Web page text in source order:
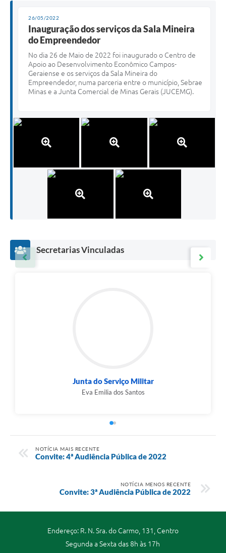
26/05/2022
Inauguração dos serviços da Sala Mineira
do Empreendedor
No dia 26 de Maio de 2022 foi inaugurado o Centro de
Apoio ao Desenvolvimento Econômico Campos-
Geraiense e os serviços da Sala Mineira do
Empreendedor, numa parceria entre o município, Sebrae
Minas e a Junta Comercial de Minas Gerais (JUCEMG).
Secretarias Vinculadas
Junta do Serviço Militar
Eva Emilia dos Santos
NOTÍCIA MAIS RECENTE
Convite: 4ª Audiência Pública de 2022
NOTÍCIA MENOS RECENTE
Convite: 3ª Audiência Pública de 2022
Endereço: R. N. Sra. do Carmo, 131, Centro
Segunda a Sexta das 8h às 17h